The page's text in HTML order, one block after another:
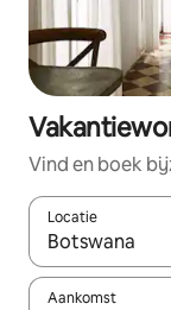
Vind en boek
Locatie
Wanneer er
Aankomst